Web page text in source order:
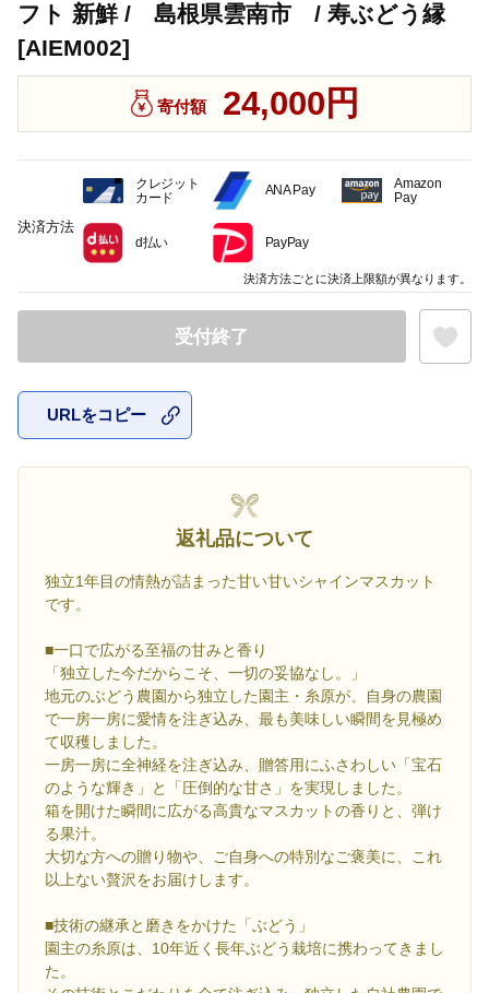
フト 新鮮 / 島根県雲南市 / 寿ぶどう縁
[AIEM002]
寄付額 24,000円
受付終了
URLをコピー
返礼品について
独立1年目の情熱が詰まった甘い甘いシャインマスカット
です。
■一口で広がる至福の甘みと香り
「独立した今だからこそ、一切の妥協なし。」
地元のぶどう農園から独立した園主・糸原が、自身の農園
で一房一房に愛情を注ぎ込み、最も美味しい瞬間を見極め
て収穫しました。
一房一房に全神経を注ぎ込み、贈答用にふさわしい「宝石
のような輝き」と「圧倒的な甘さ」を実現しました。
箱を開けた瞬間に広がる高貴なマスカットの香りと、弾け
る果汁。
大切な方への贈り物や、ご自身への特別なご褒美に、これ
以上ない贅沢をお届けします。
■技術の継承と磨きをかけた「ぶどう」
園主の糸原は、10年近く長年ぶどう栽培に携わってきまし
た。
決済方法
クレジット
カード
ANA Pay
Amazon
Pay
d払い PayPay
決済方法ごとに決済上限額が異なります。